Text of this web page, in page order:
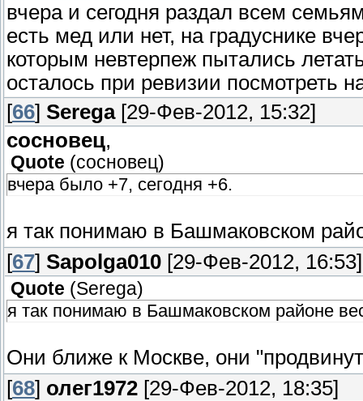
вчера и сегодня раздал всем
есть мед или нет, на градуснике
которым невтерпеж пытались
осталось при ревизии посмотреть
[66] Serega[29-Фев-2012, 15:32]
сосновец,
Quote (сосновец)
вчера было +7, сегодня +6.
я так понимаю в Башмаковском
[67] Sapolga010 [29-Фев-2012, 16:53]
Quote (Serega)
я так понимаю в Башмаковском районе
Они ближе к Москве, они
[68] олег1972 [29-Фев-2012, 18:35]